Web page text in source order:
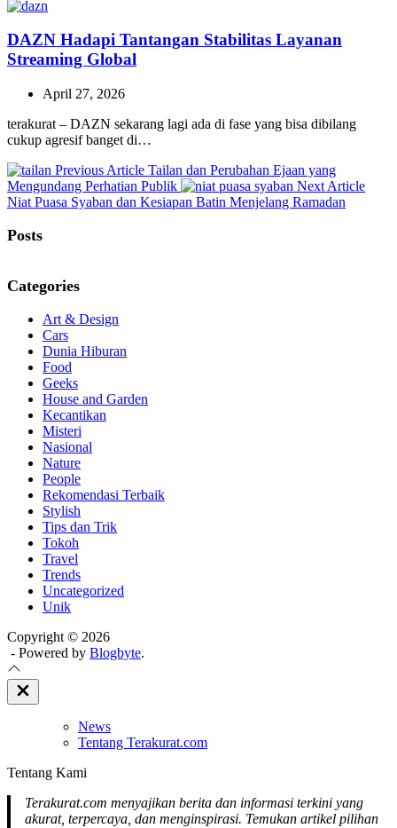
DAZN Hadapi Tantangan Stabilitas Layanan
Streaming Global
April 27, 2026
terakurat – DAZN sekarang lagi ada di fase yang bisa dibilang
cukup agresif banget di…
Previous Article Previous
Post:
Tailan dan Perubahan Ejaan yang
Mengundang Perhatian Publik
Next ArticleNext
Niat Puasa Syaban dan Kesiapan Batin Menjelang Ramadan
Posts
Categories
Art & Design
Cars
Dunia Hiburan
Food
Geeks
House and Garden
Kecantikan
Misteri
Nasional
Nature
People
Rekomendasi Terbaik
Stylish
Tips dan Trik
Tokoh
Travel
Trends
Uncategorized
Unik
Copyright © 2026
- Powered by Blogbyte.
Close
Off
News
Tentang Terakurat.com
Tentang Kami
Terakurat.com menyajikan berita dan informasi terkini yang
akurat, terpercaya, dan menginspirasi. Temukan artikel pilihan